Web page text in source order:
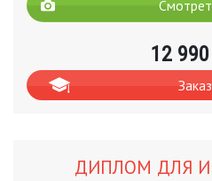
12 990
ДИПЛОМ ДЛЯ